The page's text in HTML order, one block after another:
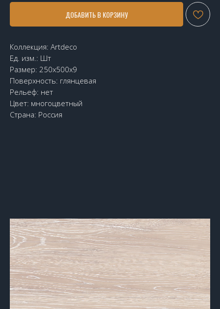
ДОБАВИТЬ В КОРЗИНУ
Коллекция: Artdeco
Ед. изм.: Шт
Размер: 250x500x9
Поверхность: глянцевая
Рельеф: нет
Цвет: многоцветный
Страна: Россия